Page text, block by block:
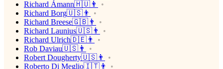
Richard Ámann🇭🇺👨
Richard Borg🇺🇸👨
Richard Breese🇬🇧👨
Richard Launius🇺🇸👨
Richard Ulrich🇩🇪👨
Rob Daviau🇺🇸👨
Robert Dougherty🇺🇸👨
Roberto Di Meglio🇮🇹👨